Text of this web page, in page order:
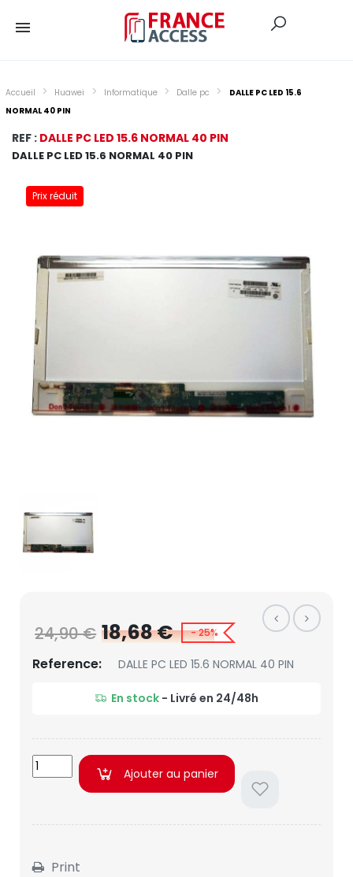
Accueil Huawei Informatique Dalle pc
DALLE PC LED 15.6
NORMAL 40 PIN
REF : DALLE PC LED 15.6 NORMAL 40 PIN
DALLE PC LED 15.6 NORMAL 40 PIN
Prix réduit
24,90 € 18,68 € - 25%
Reference: DALLE PC LED 15.6 NORMAL 40 PIN
En stock - Livré en 24/48h
Ajouter au panier
Print